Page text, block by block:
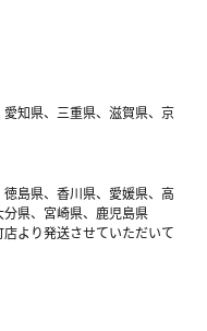
知県、三重県、滋賀県、京
島県、香川県、愛媛県、高
県、宮崎県、鹿児島県
より発送させていただいて